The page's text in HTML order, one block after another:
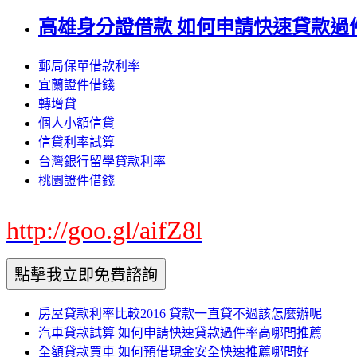
高雄身分證借款 如何申請快速貸款過
郵局保單借款利率
宜蘭證件借錢
轉增貸
個人小額信貸
信貸利率試算
台灣銀行留學貸款利率
桃園證件借錢
http://goo.gl/aifZ8l
房屋貸款利率比較2016 貸款一直貸不過該怎麼辦呢
汽車貸款試算 如何申請快速貸款過件率高哪間推薦
全額貸款買車 如何預借現金安全快速推薦哪間好